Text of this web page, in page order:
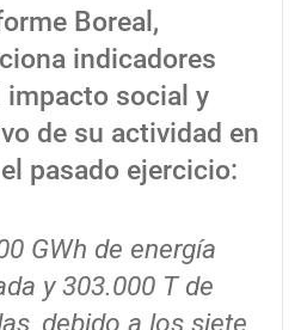
Boreal,
indicadores
impacto social y
de su actividad en
pasado ejercicio:
GWh de energía
y 303.000 T de
debido a los siete